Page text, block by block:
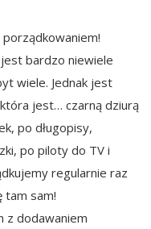
bardzo niewiele
wiele. Jednak jest
jest… czarną dziurą
po długopisy,
po piloty do TV i
regularnie raz
tam sam!
z dodawaniem